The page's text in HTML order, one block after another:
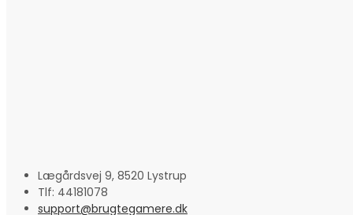
Lægårdsvej 9, 8520 Lystrup
Tlf: 44181078
support@brugtegamere.dk